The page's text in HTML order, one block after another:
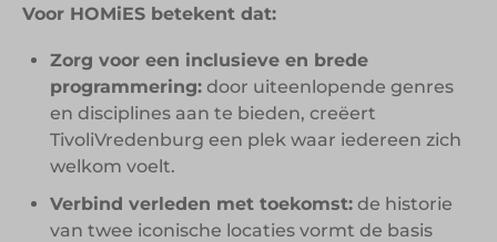
Voor HOMiES betekent dat:
Zorg voor een inclusieve en brede
programmering: door uiteenlopende genres
en disciplines aan te bieden, creëert
TivoliVredenburg een plek waar iedereen zich
welkom voelt.
Verbind verleden met toekomst: de historie
van twee iconische locaties vormt de basis